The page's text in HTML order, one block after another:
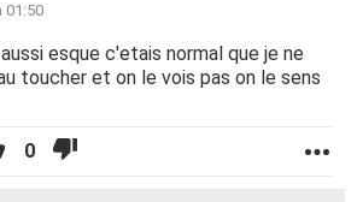
01:50
esque c'etais normal que je ne
toucher et on le vois pas on le sens
0